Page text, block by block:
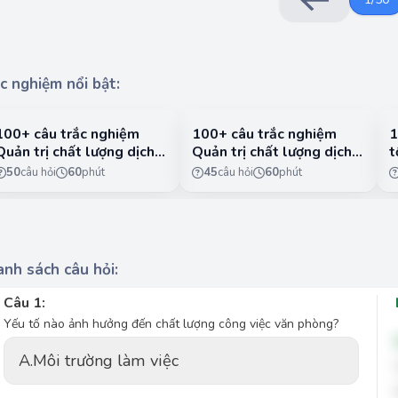
nghiệm nổi bật:
câu trắc nghiệm
trị chất lượng dịch
có lời giải chi tiết -
50câu hỏi 60phút
100+ câu trắc nghiệm
Quản trị chất lượng dịch
vụ có lời giải chi tiết -
45câu hỏi 60phút
sách câu hỏi:
Câu 1:
Yếu tố nào ảnh hưởng đến chất lượng công việc văn phòng?
A.Môi trường làm việc